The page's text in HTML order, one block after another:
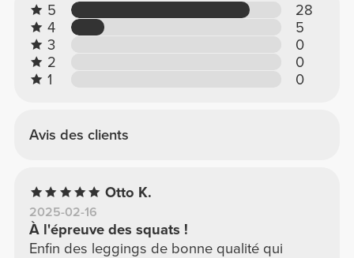
5
28
4
5
3
0
2
0
1
0
Avis des clients
Otto K.
2025-02-16
À l'épreuve des squats !
Enfin des leggings de bonne qualité qui